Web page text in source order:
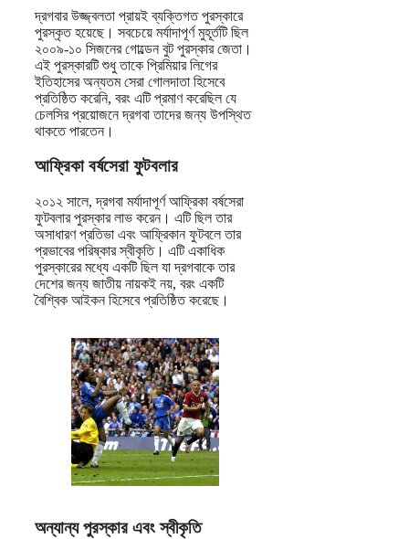
দ্রগবার উজ্জ্বলতা প্রায়ই ব্যক্তিগত পুরস্কারে
পুরস্কৃত হয়েছে। সবচেয়ে মর্যাদাপূর্ণ মুহূর্তটি ছিল
২০০৯-১০ সিজনের গোল্ডেন বুট পুরস্কার জেতা।
এই পুরস্কারটি শুধু তাকে প্রিমিয়ার লিগের
ইতিহাসের অন্যতম সেরা গোলদাতা হিসেবে
প্রতিষ্ঠিত করেনি, বরং এটি প্রমাণ করেছিল যে
চেলসির প্রয়োজনে দ্রগবা তাদের জন্য উপস্থিত
থাকতে পারতেন।
আফ্রিকা বর্ষসেরা ফুটবলার
২০১২ সালে, দ্রগবা মর্যাদাপূর্ণ আফ্রিকা বর্ষসেরা
ফুটবলার পুরস্কার লাভ করেন। এটি ছিল তার
অসাধারণ প্রতিভা এবং আফ্রিকান ফুটবলে তার
প্রভাবের পরিষ্কার স্বীকৃতি। এটি একাধিক
পুরস্কারের মধ্যে একটি ছিল যা দ্রগবাকে তার
দেশের জন্য জাতীয় নায়কই নয়, বরং একটি
বৈশ্বিক আইকন হিসেবে প্রতিষ্ঠিত করেছে।
অন্যান্য পুরস্কার এবং স্বীকৃতি